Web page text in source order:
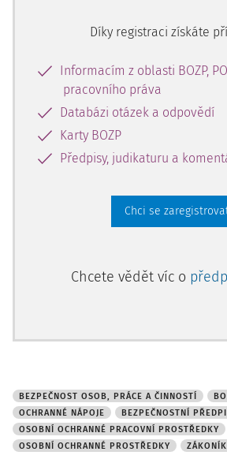
příslušného ochranného prostředku.
Díky registraci získáte
Informacím z oblasti BOZP,
pracovního práva
Databázi otázek a odpovědí
Karty BOZP
Předpisy, judikaturu a
Chci se
Chcete vědět víc o
BEZPEČNOST OSOB, PRÁCE A ČINNOSTÍ
OCHRANNÉ NÁPOJE
BEZPEČNOSTNÍ
OSOBNÍ OCHRANNÉ PRACOVNÍ PROSTŘEDKY
OSOBNÍ OCHRANNÉ PROSTŘEDKY